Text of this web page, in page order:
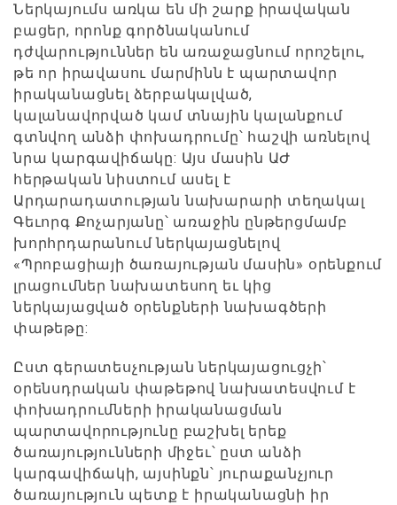
Ներկայումս առկա են մի շարք իրավական
բացեր, որոնք գործնականում
դժվարություններ են առաջացնում որոշելու,
թե որ իրավասու մարմինն է պարտավոր
իրականացնել ձերբակալված,
կալանավորված կամ տնային կալանքում
գտնվող անձի փոխադրումը՝ հաշվի առնելով
նրա կարգավիճակը: Այս մասին ԱԺ
հերթական նիստում ասել է
Արդարադատության նախարարի տեղակալ
Գեւորգ Քոչարյանը՝ առաջին ընթերցմամբ
խորհրդարանում ներկայացնելով
«Պրոբացիայի ծառայության մասին» օրենքում
լրացումներ նախատեսող եւ կից
ներկայացված օրենքների նախագծերի
փաթեթը:
Ըստ գերատեսչության ներկայացուցչի՝
օրենսդրական փաթեթով նախատեսվում է
փոխադրումների իրականացման
պարտավորությունը բաշխել երեք
ծառայությունների միջեւ՝ ըստ անձի
կարգավիճակի, այսինքն՝ յուրաքանչյուր
ծառայություն պետք է իրականացնի իր